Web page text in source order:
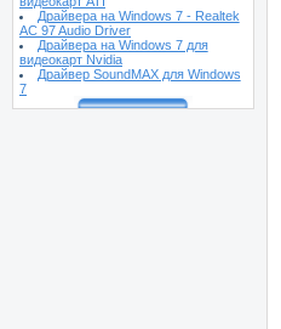
Драйвера на Windows 7 - Realtek
AC 97 Audio Driver
Драйвера на Windows 7 для
видеокарт Nvidia
Драйвер SoundMAX для Windows
7